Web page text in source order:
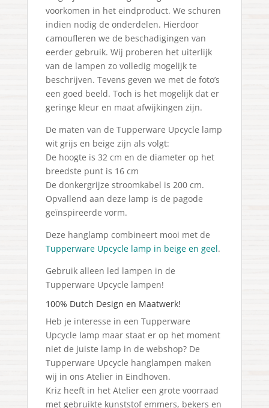
voorkomen in het eindproduct. We schuren
indien nodig de onderdelen. Hierdoor
camoufleren we de beschadigingen van
eerder gebruik. Wij proberen het uiterlijk
van de lampen zo volledig mogelijk te
beschrijven. Tevens geven we met de foto’s
een goed beeld. Toch is het mogelijk dat er
geringe kleur en maat afwijkingen zijn.
De maten van de Tupperware Upcycle lamp
wit grijs en beige zijn als volgt:
De hoogte is 32 cm en de diameter op het
breedste punt is 16 cm
De donkergrijze stroomkabel is 200 cm.
Opvallend aan deze lamp is de pagode
geïnspireerde vorm.
Deze hanglamp combineert mooi met de
Tupperware Upcycle lamp in beige en geel.
Gebruik alleen led lampen in de
Tupperware Upcycle lampen!
100% Dutch Design en Maatwerk!
Heb je interesse in een Tupperware
Upcycle lamp maar staat er op het moment
niet de juiste lamp in de webshop? De
Tupperware Upcycle hanglampen maken
wij in ons Atelier in Eindhoven.
Kriz heeft in het Atelier een grote voorraad
met gebruikte kunststof emmers, bekers en